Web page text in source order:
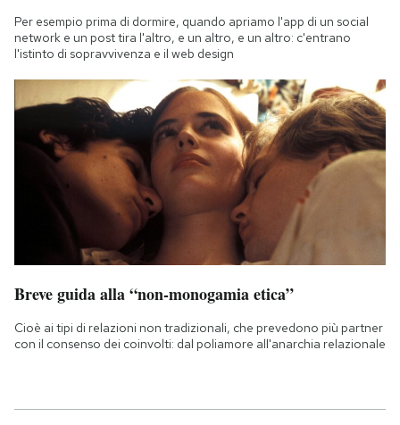
Per esempio prima di dormire, quando apriamo l'app di un social
network e un post tira l'altro, e un altro, e un altro: c'entrano
l'istinto di sopravvivenza e il web design
Breve guida alla “non-monogamia etica”
Cioè ai tipi di relazioni non tradizionali, che prevedono più partner
con il consenso dei coinvolti: dal poliamore all'anarchia relazionale